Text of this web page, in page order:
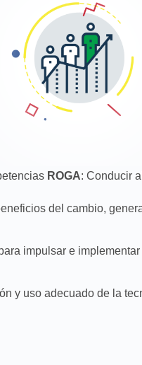
ROGA: Conducir
del cambio,
impulsar e
y uso adecuado de la